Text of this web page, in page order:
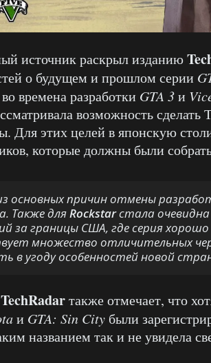
источник раскрыл изданию
о будущем и прошлом серии
времена разработки GTA 3и
возможность
Для этих целей в японскую
которые должны были
основных причин отмены
Также дляRockstarстала
за границы США, где серия
множество отличительных
в угоду особенностей новой
TechRadarтакже отмечает, что
и GTA: Sin City были
названием так и не увидела